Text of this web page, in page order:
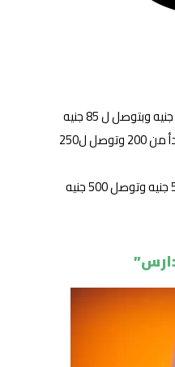
اسعار شنط اللابات المستورد بتبدأ من 200 وتوصل ل250